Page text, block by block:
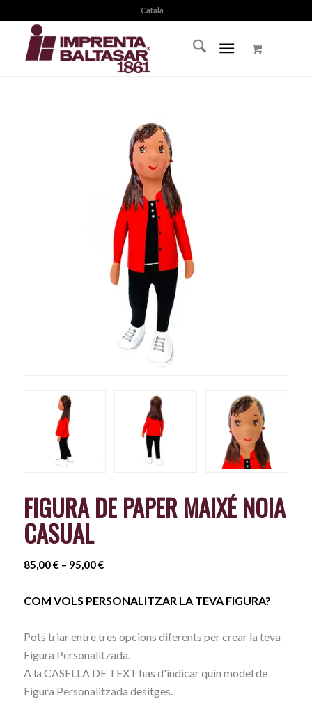
Català
FIGURA DE PAPER MAIXÉ NOIA
CASUAL
85,00€ – 95,00€Interval
preus:
95,00 €
COM VOLS PERSONALITZAR LA TEVA FIGURA?
Pots triar entre tres opcions diferents per crear la teva
Figura Personalitzada.
A la CASELLA DE TEXT has d'indicar quin model de
Figura Personalitzada desitges.